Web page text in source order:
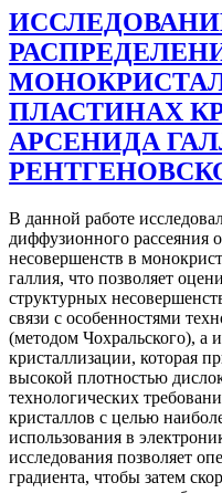
ПЛАСТИНАХ
АРСЕНИДА
В данной работе
диффузионного рассеяния
несовершенств в
галлия, что позволяет
структурных
связи с особенностями
(методом Чохральского), а
кристаллизации, которая
высокой плотностью
технологических
кристаллов с целью
использования в
исследования позволяет
градиента, чтобы затем